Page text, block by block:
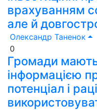
врахуванням
але й
Олександр Таненок
0
Громади
інформацією
потенціал і